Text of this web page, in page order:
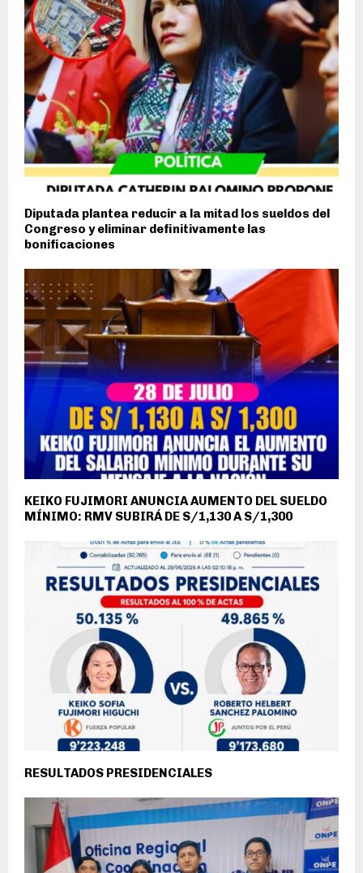
Diputada plantea reducir a la mitad los sueldos del
Congreso y eliminar definitivamente las
bonificaciones
KEIKO FUJIMORI ANUNCIA AUMENTO DEL SUELDO
MÍNIMO: RMV SUBIRÁ DE S/1,130 A S/1,300
RESULTADOS PRESIDENCIALES